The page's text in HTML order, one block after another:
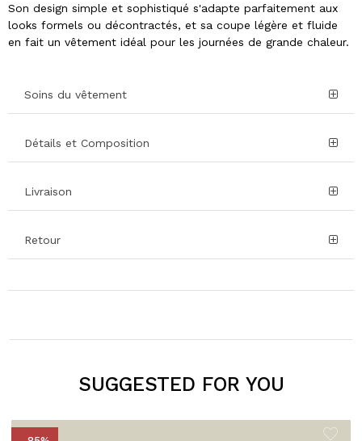
Son design simple et sophistiqué s'adapte parfaitement aux
looks formels ou décontractés, et sa coupe légère et fluide
en fait un vêtement idéal pour les journées de grande chaleur.
Soins du vêtement
Détails et Composition
Livraison
Retour
SUGGESTED FOR YOU